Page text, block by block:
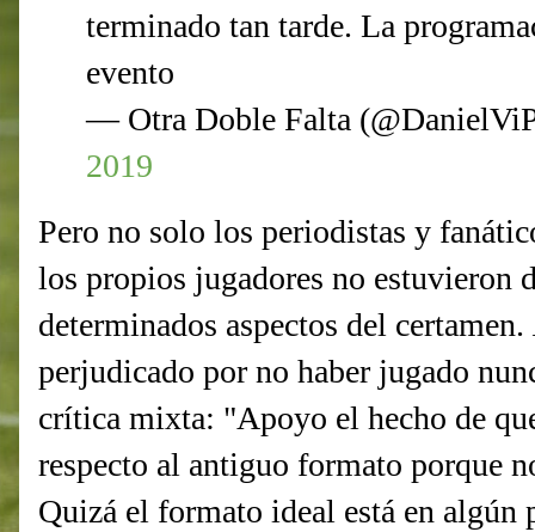
terminado tan tarde. La
evento
— Otra Doble Falta
2019
Pero no solo los periodistas y
los propios jugadores no estuvieron
determinados aspectos del certamen.
perjudicado por no haber jugado
crítica mixta: "Apoyo el hecho de
respecto al antiguo formato porque
Quizá el formato ideal está en